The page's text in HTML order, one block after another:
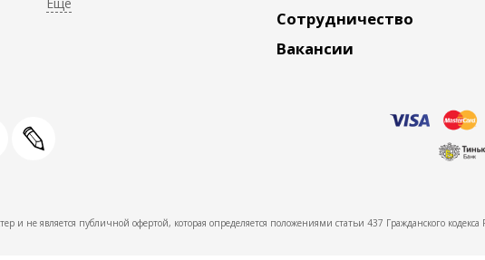
Сотрудничество
Вакансии
и не является публичной офертой, которая определяется положениями статьи 437 Гражданского кодекса